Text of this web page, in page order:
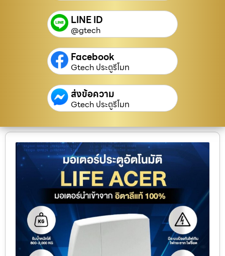
LINE ID
@gtech
Facebook
Gtech ประตูรีโมท
ส่งข้อความ
Gtech ประตูรีโมท